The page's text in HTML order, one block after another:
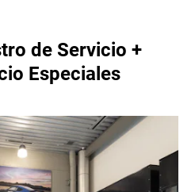
de Servicio +
Especiales